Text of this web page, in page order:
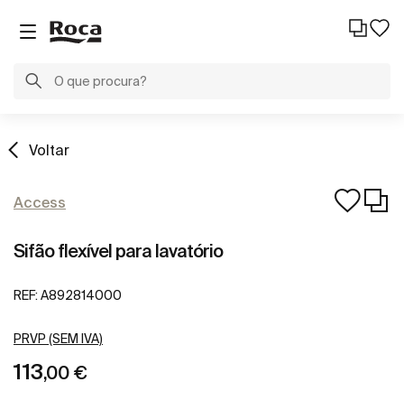
Voltar
Access
Sifão flexível para lavatório
REF: A892814000
PRVP (SEM IVA)
113,00 €